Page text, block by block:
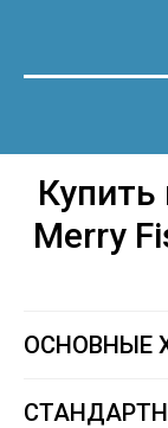
Купить
Merry
ОСНОВНЫЕ